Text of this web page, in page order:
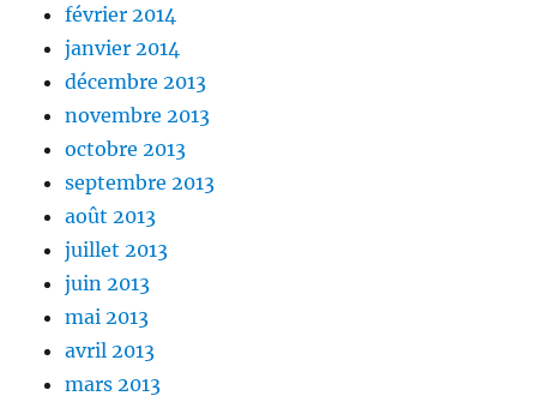
février 2014
janvier 2014
décembre 2013
novembre 2013
octobre 2013
septembre 2013
août 2013
juillet 2013
juin 2013
mai 2013
avril 2013
mars 2013